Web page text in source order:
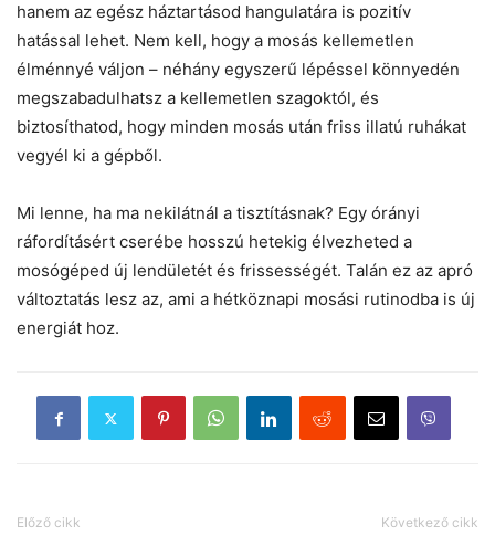
hanem az egész háztartásod hangulatára is pozitív
hatással lehet. Nem kell, hogy a mosás kellemetlen
élménnyé váljon – néhány egyszerű lépéssel könnyedén
megszabadulhatsz a kellemetlen szagoktól, és
biztosíthatod, hogy minden mosás után friss illatú ruhákat
vegyél ki a gépből.
Mi lenne, ha ma nekilátnál a tisztításnak? Egy órányi
ráfordításért cserébe hosszú hetekig élvezheted a
mosógéped új lendületét és frissességét. Talán ez az apró
változtatás lesz az, ami a hétköznapi mosási rutinodba is új
energiát hoz.
Előző cikk Következő cikk